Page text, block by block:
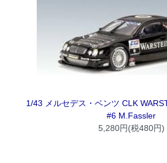
1/43 メルセデス・ベンツ CLK
#6 M.Fassler
5,280円(税480円)